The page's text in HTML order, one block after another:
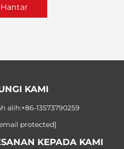
Hantar
KAMI
alih:+86-13573790259
protected]
KEPADA KAMI